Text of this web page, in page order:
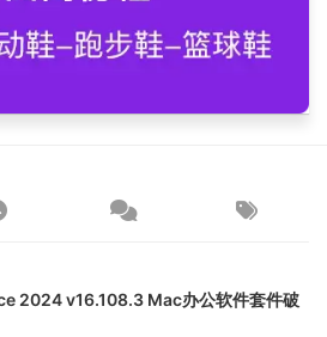
2024 v16.108.3 Mac办公软件套件破